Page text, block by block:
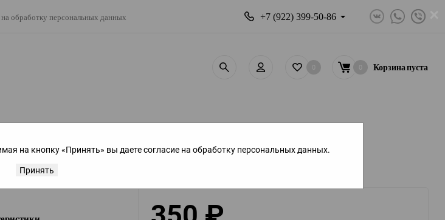
на кнопку «Принять» вы даете согласие на обработку персональных данных.
Принять
на обработку персональных данных +7 (922) 399-50-86
0 0 Корзинапуста